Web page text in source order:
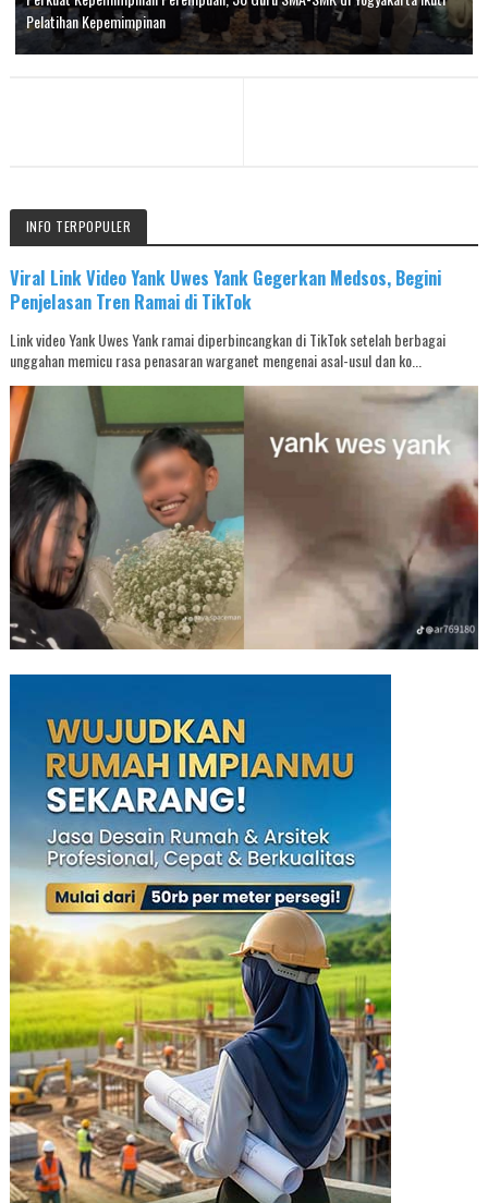
Pelatihan Kepemimpinan
INFO TERPOPULER
Viral Link Video Yank Uwes Yank Gegerkan Medsos, Begini
Penjelasan Tren Ramai di TikTok
Link video Yank Uwes Yank ramai diperbincangkan di TikTok setelah berbagai
unggahan memicu rasa penasaran warganet mengenai asal-usul dan ko...